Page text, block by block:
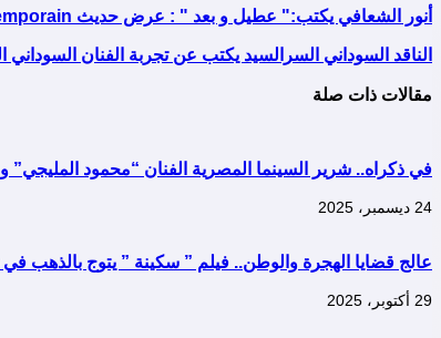
أنور الشعافي يكتب:" عطيل و بعد " : عرض حديث contemporain يّسائل خرافة شكسبير و شخصياته النموذجية عند تقديم النصوص الكلاسيكي
الناقد السوداني السرالسيد يكتب عن تجربة الفنان
مقالات ذات صلة
في ذكراه.. شرير السينما المصرية الفنان “محمود
24 ديسمبر، 2025
عالج قضايا الهجرة والوطن.. فيلم ” سكينة ” يتوج بالذهب
29 أكتوبر، 2025